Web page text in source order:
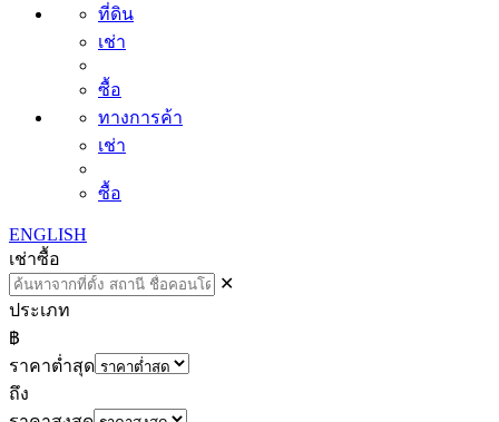
ที่ดิน
เช่า
ซื้อ
ทางการค้า
เช่า
ซื้อ
ENGLISH
เช่าซื้อ
✕
ประเภท
฿
ราคาต่ำสุด
ถึง